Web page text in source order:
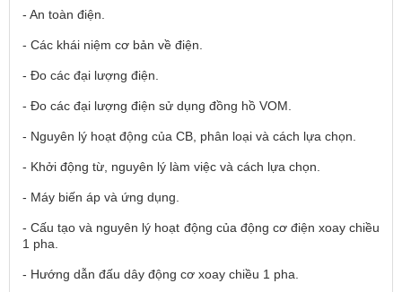
- An toàn điện.
- Các khái niệm cơ bản về điện.
- Đo các đại lượng điện.
- Đo các đại lượng điện sử dụng đồng hồ VOM.
- Nguyên lý hoạt động của CB, phân loại và cách lựa chọn.
- Khởi động từ, nguyên lý làm việc và cách lựa chọn.
- Máy biến áp và ứng dụng.
- Cấu tạo và nguyên lý hoạt động của động cơ điện xoay chiều
1 pha.
- Hướng dẫn đấu dây động cơ xoay chiều 1 pha.